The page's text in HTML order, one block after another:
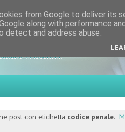
PERCHÉ QUESTO BLOG LIBRI
-
Innocentini.
post con etichetta codice penale.
from Google to deliver its
along with performance
detect and address abuse.